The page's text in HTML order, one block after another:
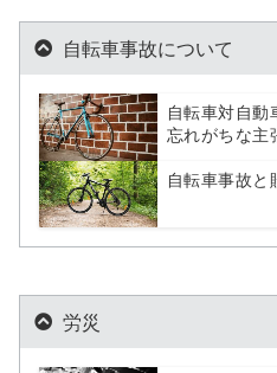
自転車事故について
自転車対自動
忘れがちな主
自転車事故と
労災